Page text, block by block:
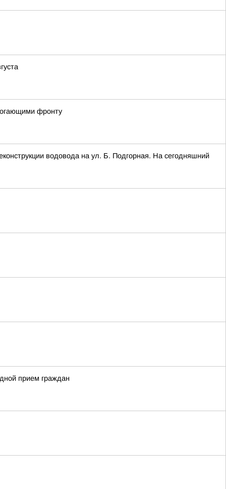
фронту
водовода на ул. Б. Подгорная. На сегодняшний
прием граждан